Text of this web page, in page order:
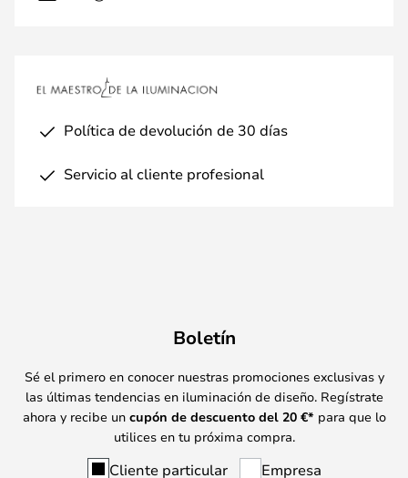
Política de devolución de 30 días
Servicio al cliente profesional
Boletín
Sé el primero en conocer nuestras promociones exclusivas y
las últimas tendencias en iluminación de diseño. Regístrate
ahora y recibe un cupón de descuento del 20 €* para que lo
utilices en tu próxima compra.
Cliente particular Empresa